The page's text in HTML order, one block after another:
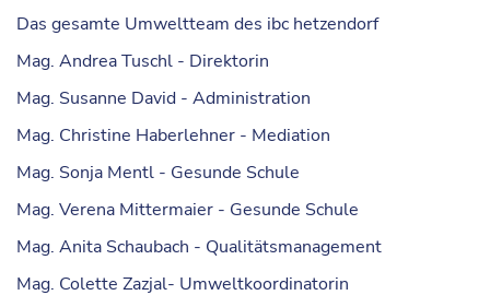
Das gesamte Umweltteam des ibc hetzendorf
Mag. Andrea Tuschl - Direktorin
Mag. Susanne David - Administration
Mag. Christine Haberlehner - Mediation
Mag. Sonja Mentl - Gesunde Schule
Mag. Verena Mittermaier - Gesunde Schule
Mag. Anita Schaubach - Qualitätsmanagement
Mag. Colette Zazjal- Umweltkoordinatorin